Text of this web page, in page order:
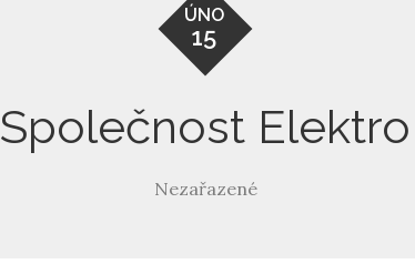
ÚNO
15
Společnost Elektro
Nezařazené